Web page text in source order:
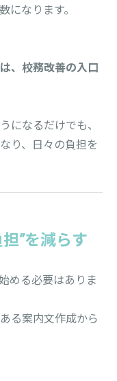
になります。
、校務改善の入口
になるだけでも、
り、日々の負担を
”を減らす
める必要はありま
る案内文作成から